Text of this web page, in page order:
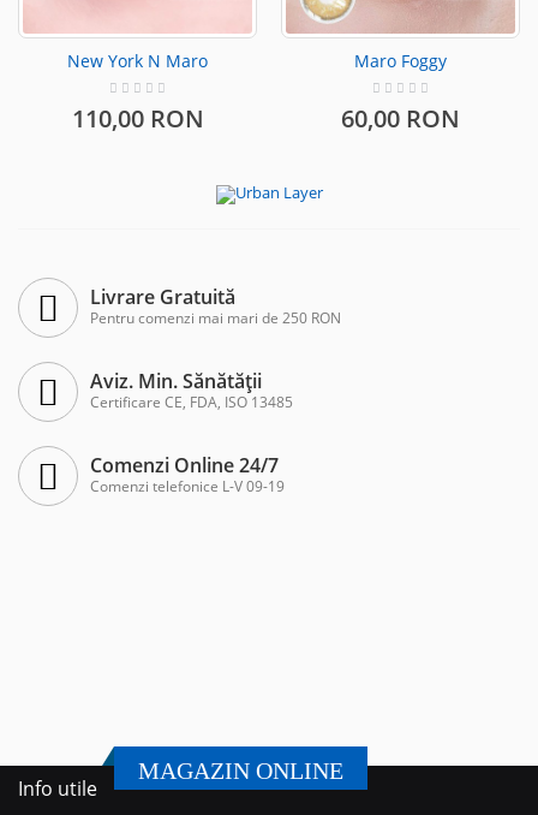
New York N Maro
110,00 RON
Maro Foggy
60,00 RON
Livrare Gratuită
Pentru comenzi mai mari de 250 RON
Aviz. Min. Sănătății
Certificare CE, FDA, ISO 13485
Comenzi Online 24/7
Comenzi telefonice L-V 09-19
MAGAZIN ONLINE
Info utile